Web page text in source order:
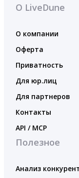
О LiveDune
О компании
Оферта
Приватность
Для юр.лиц
Для партнеров
Контакты
API / MCP
Полезное
Анализ